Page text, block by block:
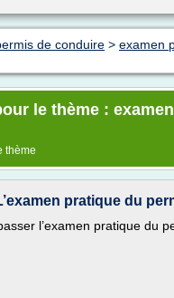
de conduire > examen
le thème :
thème
pratique du
l’examen pratique du